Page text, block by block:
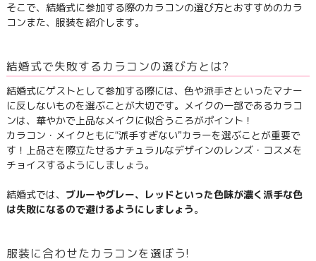
そこで、結婚式に参加する際のカラコンの選び方とおすすめのカラ
コンまた、服装を紹介します。
結婚式で失敗するカラコンの選び方とは?
結婚式にゲストとして参加する際には、色や派手さといったマナー
に反しないものを選ぶことが大切です。メイクの一部であるカラコ
ンは、華やかで上品なメイクに似合うころがポイント！
カラコン・メイクともに“派手すぎない”カラーを選ぶことが重要で
す！上品さを際立たせるナチュラルなデザインのレンズ・コスメを
チョイスするようにしましょう。
結婚式では、 ブルーやグレー、レッドといった色味が濃く派手な色
は失敗になるので避けるようにしましょう。
服装に合わせたカラコンを選ぼう!